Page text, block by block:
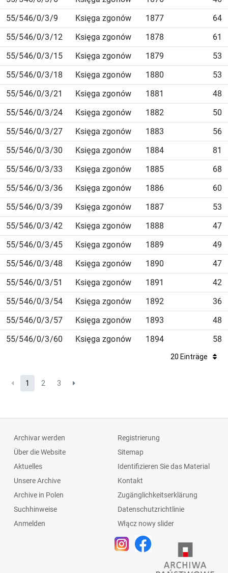
55/546/0/3/9
Księga zgonów 1877
64
55/546/0/3/12
Księga zgonów 1878
61
55/546/0/3/15
Księga zgonów 1879
53
55/546/0/3/18
Księga zgonów 1880
53
55/546/0/3/21
Księga zgonów 1881
48
55/546/0/3/24
Księga zgonów 1882
50
55/546/0/3/27
Księga zgonów 1883
56
55/546/0/3/30
Księga zgonów 1884
81
55/546/0/3/33
Księga zgonów 1885
68
55/546/0/3/36
Księga zgonów 1886
60
55/546/0/3/39
Księga zgonów 1887
53
55/546/0/3/42
Księga zgonów 1888
47
55/546/0/3/45
Księga zgonów 1889
49
55/546/0/3/48
Księga zgonów 1890
47
55/546/0/3/51
Księga zgonów 1891
42
55/546/0/3/54
Księga zgonów 1892
36
55/546/0/3/57
Księga zgonów 1893
48
55/546/0/3/60
Księga zgonów 1894 58
20 Einträge
1 2 3
Archivar werden
Über die Website
Aktuelles
Unsere Archive
Archive in Polen
Suchhinweise
Anmelden
Registrierung
Sitemap
Identifizieren Sie das Material
Kontakt
Zugänglichkeitserklärung
Datenschutzrichtlinie
Włącz nowy slider